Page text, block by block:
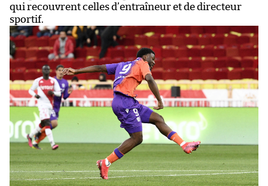
qui recouvrent celles d’entraîneur et de directeur
sportif.